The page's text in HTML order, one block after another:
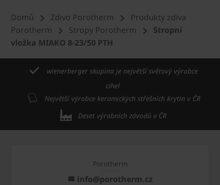
Domů Zdivo Porotherm
Produkty zdiva
Porotherm
Stropy Porotherm
Stropní
vložka MIAKO 8-23/50 PTH
wienerberger skupina je největší světový výrobce
cihel
Největší výrobce keramických střešních krytin v ČR
Deset výrobních závodů v ČR
Porotherm
info@porotherm.cz